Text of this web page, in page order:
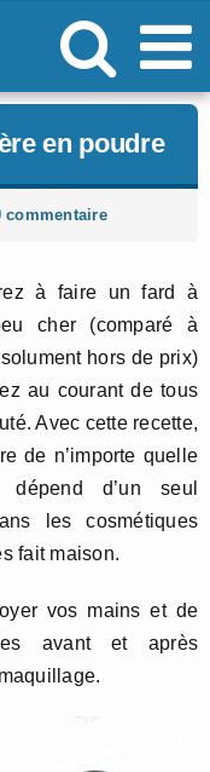
en poudre
commentaire
à faire un fard à
cher (comparé à
hors de prix)
au courant de tous
Avec cette recette,
de n’importe quelle
d’un seul
les cosmétiques
fait maison.
vos mains et de
avant et après